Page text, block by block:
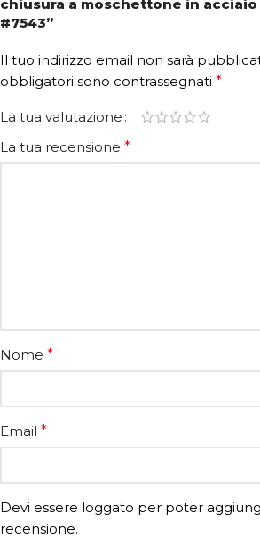
chiusura a moschettone in acciaio
#7543”
Il tuo indirizzo email non sarà
obbligatori sono contrassegnati *
La tua valutazione
La tua recensione *
Nome *
Email *
Devi essere loggato per poter
recensione.